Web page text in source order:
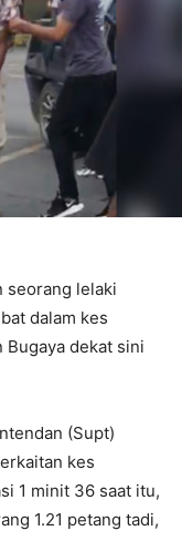
seorang lelaki
dalam kes
dekat sini
(Supt)
kes
1 minit 36 saat itu,
1.21 petang tadi,